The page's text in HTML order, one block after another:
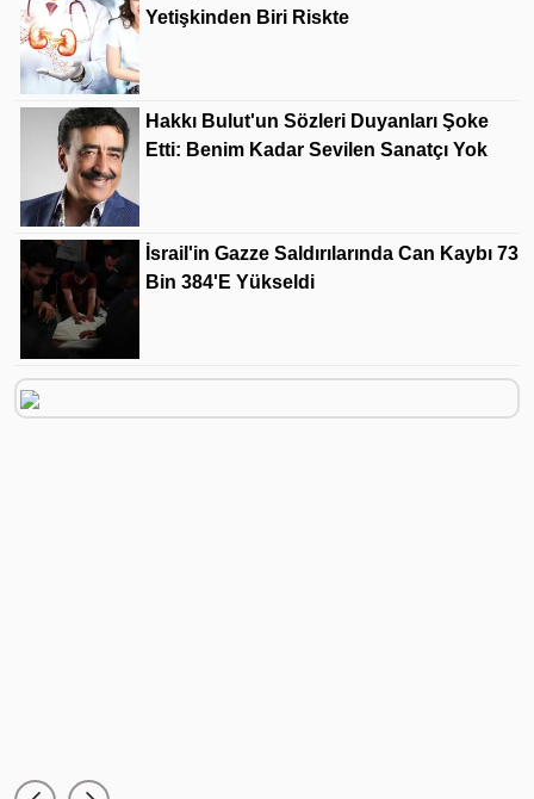
Yetişkinden Biri Riskte
Hakkı Bulut'un Sözleri Duyanları Şoke
Etti: Benim Kadar Sevilen Sanatçı Yok
İsrail'in Gazze Saldırılarında Can Kaybı 73
Bin 384'e Yükseldi